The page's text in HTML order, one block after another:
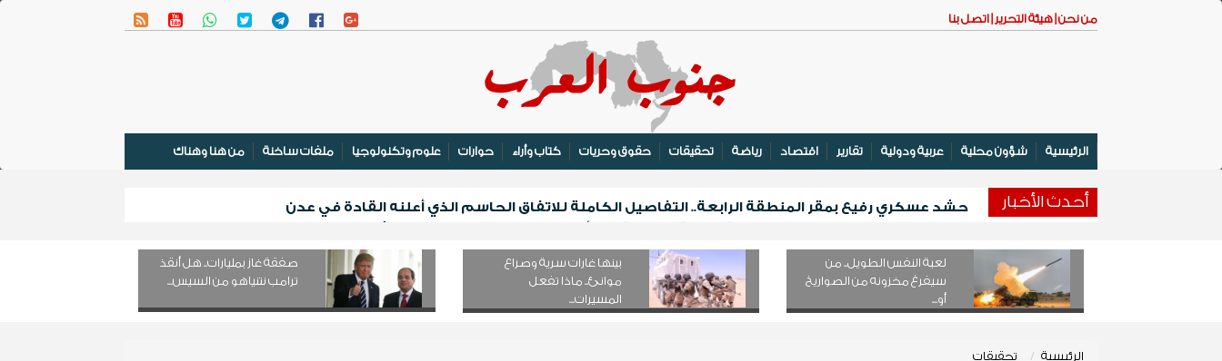
من نحن | هيئة التحرير | اتصل بنا
الرئيسية شؤون محلية عربية ودولية تقارير اقتصاد رياضة تحقيقات حقوق وحريات كتاب وأراء حوارات علوم وتكنولوجيا ملفات ساخنة من هنا وهناك
أحدث اﻷخبار
حشد عسكري رفيع بمقر المنطقة الرابعة.. التفاصيل الكاملة للاتفاق الحاسم الذي أعلنه القادة في عدن
انطلاق المخيم الصيفي الأول لتعزيز الهوية والتعريف بالتراث السقطري في قلنسية
بدعم كويتي .... تدشين مشروع لتوزيع ألف مكيف على الأسر النازحة والأشد احتياجًا في مأرب
لعبة النفس الطويل.. من
سيفرغ مخزونه من الصواريخ
أو...
بينها غارات سرية وصراع
موانئ.. ماذا تفعل
المسيرات...
صفقة غاز بمليارات.. هل أنقذ
ترامب نتنياهو من السيس...
الرئيسية تحقيقات